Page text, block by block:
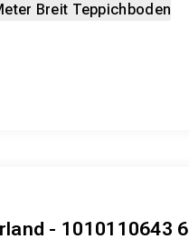
Breit Teppichboden
- 1010110643